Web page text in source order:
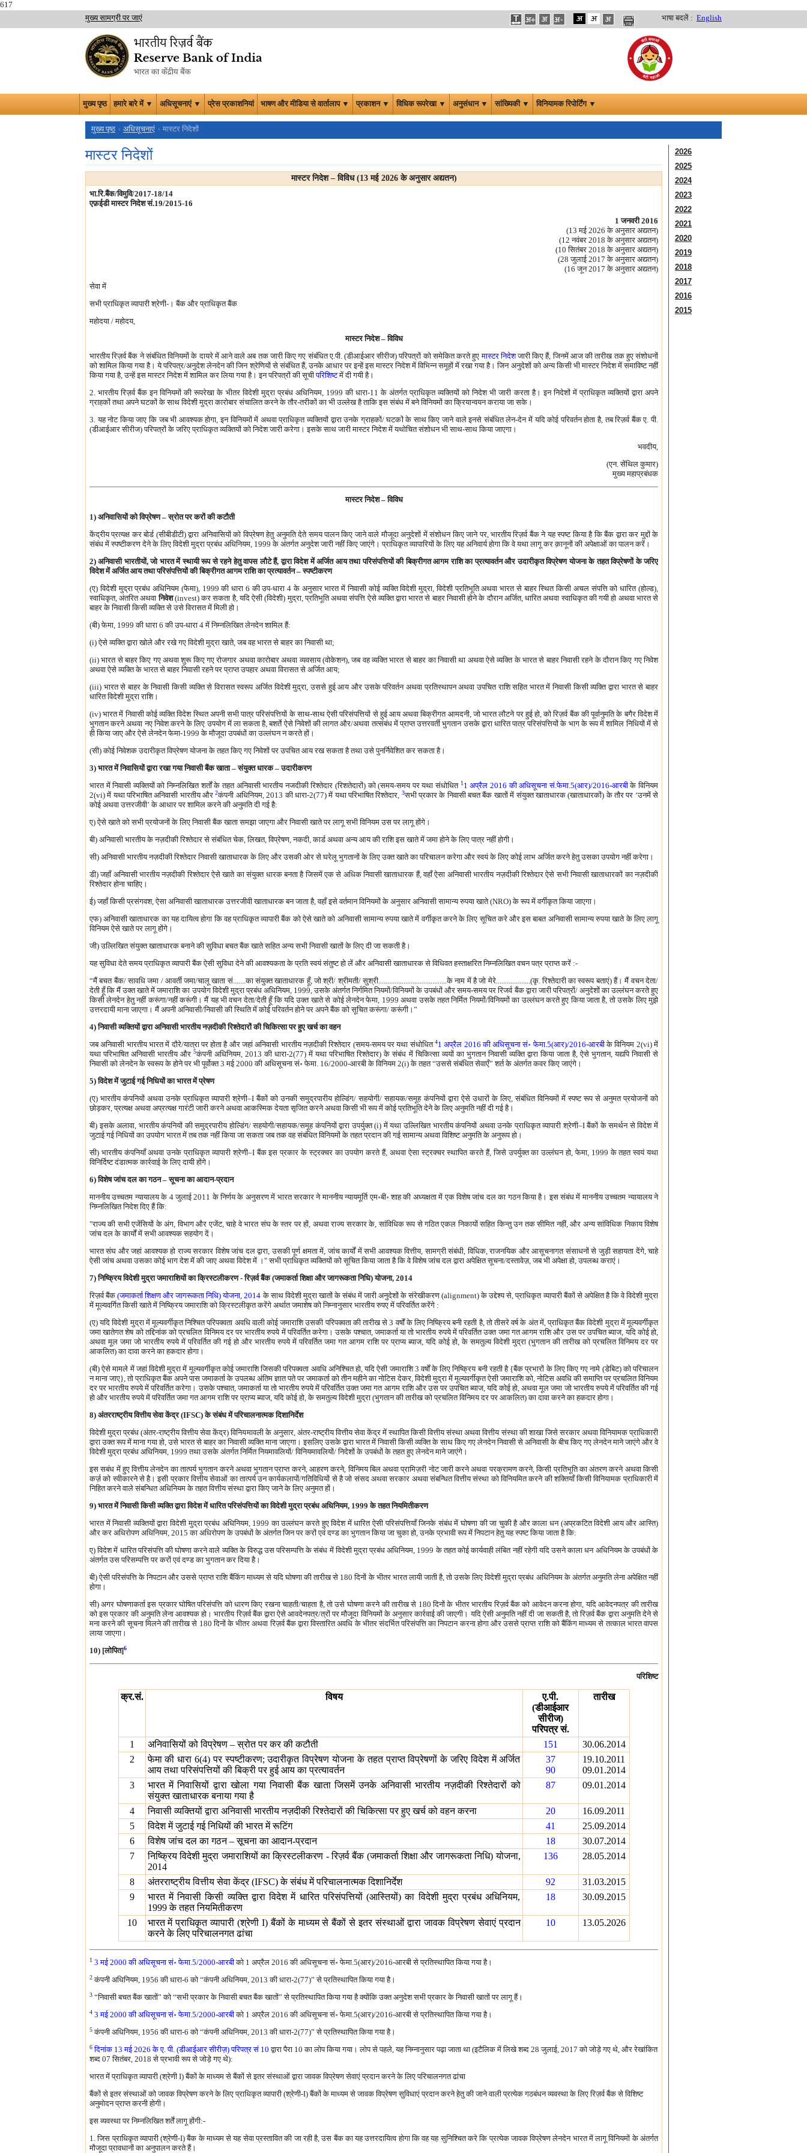
617
मुख्य सामग्री पर जाएं
भाषा बदलें : English
मुख्य पृष्ठ हमारे बारे में ▼ अधिसूचनाएं ▼ प्रेस प्रकाशनियां भाषण और मीडिया से वार्तालाप ▼ प्रकाशन ▼ विधिक रूपरेखा ▼ अनुसंधान ▼ सांख्यिकी ▼ विनियामक रिपोर्टिंग ▼
मुख्य पृष्ठ अधिसूचनाएं मास्टर निदेशों
मास्टर निदेशों
मास्टर निदेश – विविध (13 मई 2026 के अनुसार अद्यतन)
भा.रि.बैंक/विमुवि/2017-18/14
एफ़ईडी मास्टर निदेश सं.19/2015-16
1 जनवरी 2016
(13 मई 2026 के अनुसार अद्यतन)
(12 नवंबर 2018 के अनुसार अद्यतन)
(10 सितंबर 2018 के अनुसार अद्यतन)
(28 जुलाई 2017 के अनुसार अद्यतन)
(16 जून 2017 के अनुसार अद्यतन)
सेवा में
सभी प्राधिकृत व्यापारी श्रेणी-। बैंक और प्राधिकृत बैंक
महोदया / महोदय,
मास्टर निदेश – विविध
भारतीय रिज़र्व बैंक ने संबंधित विनियमों के दायरे में आने वाले अब तक जारी किए गए संबंधित ए.पी. (डीआईआर सीरीज) परिपत्रों को समेकित करते हुएमास्टर निदेशजारी किए हैं, जिनमें आज की तारीख तक हुए संशोधनों
को शामिल किया गया है। ये परिपत्र/अनुदेश लेनदेन की जिन श्रेणियों से संबंधित हैं, उनके आधार पर इन्हें इस मास्टर निदेश में विभिन्न समूहों में रखा गया है। जिन अनुदेशों को अन्य किसी भी मास्टर निदेश में समाविष्ट नहीं
किया गया है, उन्हें इस मास्टर निदेश में शामिल कर लिया गया है। इन परिपत्रों की सूचीपरिशिष्टमें दी गयी है।
2. भारतीय रिज़र्व बैंक इन विनियमों की रूपरेखा के भीतर विदेशी मुद्रा प्रबंध अधिनियम, 1999 की धारा-11 के अंतर्गत प्राधिकृत व्यक्तियों को निदेश भी जारी करता है। इन निदेशों में प्राधिकृत व्यक्तियों द्वारा अपने
ग्राहकों तथा अपने घटकों के साथ विदेशी मुद्रा कारोबार संचालित करने के तौर-तरीकों का भी उल्लेख है ताकि इस संबंध में बने विनियमों का क्रियान्वयन कराया जा सके।
3. यह नोट किया जाए कि जब भी आवश्यक होगा, इन विनियमों में अथवा प्राधिकृत व्यक्तियों द्वारा उनके ग्राहकों/ घटकों के साथ किए जाने वाले इनसे संबंधित लेन-देन में यदि कोई परिवर्तन होता है, तब रिज़र्व बैंक ए. पी.
(डीआईआर सीरीज) परिपत्रों के जरिए प्राधिकृत व्यक्तियों को निदेश जारी करेगा। इसके साथ जारी मास्टर निदेश में यथोचित संशोधन भी साथ-साथ किया जाएगा।
भवदीय,
(एन. सेंथिल कुमार)
मुख्य महाप्रबंधक
मास्टर निदेश – विविध
1) अनिवासियों को विप्रेषण – स्रोत पर करों की कटौती
केंद्रीय प्रत्यक्ष कर बोर्ड (सीबीडीटी) द्वारा अनिवासियों को विप्रेषण हेतु अनुमति देते समय पालन किए जाने वाले मौजूदा अनुदेशों में संशोधन किए जाने पर, भारतीय रिज़र्व बैंक ने यह स्पष्ट किया है कि बैंक द्वारा कर मुद्दों के
संबंध में स्पष्टीकरण देने के लिए विदेशी मुद्रा प्रबंध अधिनियम, 1999 के अंतर्गत अनुदेश जारी नहीं किए जाएंगे। प्राधिकृत व्यापारियों के लिए यह अनिवार्य होगा कि वे यथा लागू कर क़ानूनों की अपेक्षाओं का पालन करें।
2) अनिवासी भारतीयों, जो भारत में स्थायी रूप से रहने हेतु वापस लौटे हैं, द्वारा विदेश में अर्जित आय तथा परिसंपत्तियों की बिक्रीगत आगम राशि का प्रत्यावर्तन और उदारीकृत विप्रेषण योजना के तहत विप्रेषणों के जरिए
विदेश में अर्जित आय तथा परिसंपत्तियों की बिक्रीगत आगम राशि का प्रत्यावर्तन – स्पष्टीकरण
(ए) विदेशी मुद्रा प्रबंध अधिनियम (फेमा), 1999 की धारा 6 की उप-धारा 4 के अनुसार भारत में निवासी कोई व्यक्ति विदेशी मुद्रा, विदेशी प्रतिभूति अथवा भारत से बाहर स्थित किसी अचल संपत्ति को धारित (होल्ड),
स्वाधिकृत, अंतरित अथवानिवेश(invest) कर सकता है, यदि ऐसी (विदेशी) मुद्रा, प्रतिभूति अथवा संपत्ति ऐसे व्यक्ति द्वारा भारत से बाहर निवासी होने के दौरान अर्जित, धारित अथवा स्वाधिकृत की गयी हो अथवा भारत से
बाहर के निवासी किसी व्यक्ति से उसे विरासत में मिली हो।
(बी) फेमा, 1999 की धारा 6 की उप-धारा 4 में निम्नलिखित लेनदेन शामिल हैं:
(i) ऐसे व्यक्ति द्वारा खोले और रखे गए विदेशी मुद्रा खाते, जब वह भारत से बाहर का निवासी था;
(ii) भारत से बाहर किए गए अथवा शुरू किए गए रोजगार अथवा कारोबार अथवा व्यवसाय (वोकेशन), जब वह व्यक्ति भारत से बाहर का निवासी था अथवा ऐसे व्यक्ति के भारत से बाहर निवासी रहने के दौरान किए गए निवेश
अथवा ऐसे व्यक्ति के भारत से बाहर निवासी रहने पर प्राप्त उपहार अथवा विरासत से अर्जित आय;
(iii) भारत से बाहर के निवासी किसी व्यक्ति से विरासत स्वरूप अर्जित विदेशी मुद्रा, उससे हुई आय और उसके परिवर्तन अथवा प्रतिस्थापन अथवा उपचित राशि सहित भारत में निवासी किसी व्यक्ति द्वारा भारत से बाहर
धारित विदेशी मुद्रा राशि।
(iv) भारत में निवासी कोई व्यक्ति विदेश स्थित अपनी सभी पात्र परिसंपत्तियों के साथ-साथ ऐसी परिसंपत्तियों से हुई आय अथवा बिक्रीगत आमदनी, जो भारत लौटने पर हुई हो, को रिज़र्व बैंक की पूर्वानुमति के बगैर विदेश में
भुगतान करने अथवा नए निवेश करने के लिए उपयोग में ला सकता है, बशर्ते ऐसे निवेशों की लागत और/अथवा तत्संबंध में प्राप्त उत्तरवर्ती भुगतान उसके द्वारा धारित पात्र परिसंपत्तियों के भाग के रूप में शामिल निधियों में से
ही किया जाए और ऐसे लेनदेन फेमा-1999 के मौजूदा उपबंधों का उल्लंघन न करते हों।
(सी) कोई निवेशक उदारीकृत विप्रेषण योजना के तहत किए गए निवेशों पर उपचित आय रख सकता है तथा उसे पुनर्निवेशित कर सकता है।
3) भारत में निवासियों द्वारा रखा गया निवासी बैंक खाता – संयुक्त धारक – उदारीकरण
भारत में निवासी व्यक्तियों को निम्नलिखित शर्तों के तहत अनिवासी भारतीय नजदीकी रिश्तेदार (रिशतेदारों) को (समय-समय पर यथा संधोधित 11 अप्रैल 2016 की अधिसूचना सं.फेमा.5(आर)/2016-आरबीके विनियम
2(vi) में यथा परिभाषित अनिवासी भारतीय और2कंपनी अधिनियम, 2013 की धारा-2(77) में यथा परिभाषित रिश्तेदार, 3सभी प्रकार के निवासी बचत बैंक खातों में संयुक्त खाताधारक (खाताधारकों) के तौर पर ‘उनमें से
कोई अथवा उत्तरजीवी’ के आधार पर शामिल करने की अनुमति दी गई है:
ए) ऐसे खाते को सभी प्रयोजनों के लिए निवासी बैंक खाता समझा जाएगा और निवासी खाते पर लागू सभी विनियम उस पर लागू होंगे।
बी) अनिवासी भारतीय के नज़दीकी रिश्तेदार से संबंधित चेक, लिखत, विप्रेषण, नकदी, कार्ड अथवा अन्य आय की राशि इस खाते में जमा होने के लिए पात्र नहीं होगी।
सी) अनिवासी भारतीय नज़दीकी रिश्तेदार निवासी खाताधारक के लिए और उसकी ओर से घरेलू भुगतानों के लिए उक्त खाते का परिचालन करेगा और स्वयं के लिए कोई लाभ अर्जित करने हेतु उसका उपयोग नहीं करेगा।
डी) जहाँ अनिवासी भारतीय नज़दीकी रिश्तेदार ऐसे खाते का संयुक्त धारक बनता है जिसमें एक से अधिक निवासी खाताधारक हैं, वहाँ ऐसा अनिवासी भारतीय नज़दीकी रिश्तेदार ऐसे सभी निवासी खाताधारकों का नज़दीकी
रिश्तेदार होना चाहिए।
ई) जहाँ किसी प्रसंगवश, ऐसा अनिवासी खाताधारक उत्तरजीवी खाताधारक बन जाता है, वहाँ इसे वर्तमान विनियमों के अनुसार अनिवासी सामान्य रुपया खाते (NRO) के रूप में वर्गीकृत किया जाएगा।
एफ) अनिवासी खाताधारक का यह दायित्व होगा कि वह प्राधिकृत व्यापारी बैंक को ऐसे खाते को अनिवासी सामान्य रुपया खाते में वर्गीकृत करने के लिए सूचित करे और इस बाबत अनिवासी सामान्य रुपया खाते के लिए लागू
विनियम ऐसे खाते पर लागू होंगे।
जी) उल्लिखित संयुक्त खाताधारक बनाने की सुविधा बचत बैंक खाते सहित अन्य सभी निवासी खातों के लिए दी जा सकती है।
यह सुविधा देते समय प्राधिकृत व्यापारी बैंक ऐसी सुविधा देने की आवश्यकता के प्रति स्वयं संतुष्ट हो लें और अनिवासी खाताधारक से विधिवत हस्ताक्षरित निम्नलिखित वचन पत्र प्राप्त करें :-
“मैं बचत बैंक/ सावधि जमा / आवर्ती जमा/चालू खाता सं.......का संयुक्त खाताधारक हूँ, जो श्री/ श्रीमती/ सुश्री......................................के नाम में है जो मेरे...................(कृ. रिश्तेदारी का स्वरूप बताएं) हैं। मैं वचन देता/
देती हूँ कि मैं उक्त खाते में जमाराशि का उपयोग विदेशी मुद्रा प्रबंध अधिनियम, 1999, उसके अंतर्गत निर्गमित नियमों/विनियमों के उपबंधों और समय-समय पर रिजर्व बैंक द्वारा जारी परिपत्रों/ अनुदेशों का उल्लंघन करते हुए
किसी लेनदेन हेतु नहीं करूंगा/नहीं करूंगी। मैं यह भी वचन देता/देती हूँ कि यदि उक्त खाते से कोई लेनदेन फेमा, 1999 अथवा उसके तहत निर्मित नियमों/विनियमों का उल्लंघन करते हुए किया जाता है, तो उसके लिए मुझे
उत्तरदायी माना जाएगा। मैं अपनी अनिवासी/निवासी की स्थिति में कोई परिवर्तन होने पर अपने बैंक को सूचित करूंगा/ करूंगी।”
4) निवासी व्यक्तियों द्वारा अनिवासी भारतीय नज़दीकी रिश्तेदारों की चिकित्सा पर हुए खर्च का वहन
जब अनिवासी भारतीय भारत में दौरे/यात्रा पर होता है और जहां अनिवासी भारतीय नज़दीकी रिश्तेदार (समय-समय पर यथा संधोधित41 अप्रैल 2016 की अधिसूचना सं॰ फेमा.5(आर)/2016-आरबीके विनियम 2(vi) में
यथा परिभाषित अनिवासी भारतीय और5कंपनी अधिनियम, 2013 की धारा-2(77) में यथा परिभाषित रिश्तेदार) के संबंध में चिकित्सा व्ययों का भुगतान निवासी व्यक्ति द्वारा किया जाता है, ऐसे भुगतान, यद्यपि निवासी से
निवासी को लेनदेन के स्वरूप के होने पर भी पूर्वोक्त 3 मई 2000 की अधिसूचना सं॰ फेमा. 16/2000-आरबी के विनियम 2(i) के तहत “उससे संबंधित सेवाएँ” शर्त के अंतर्गत कवर किए जाएंगे।
5) विदेश में जुटाई गई निधियों का भारत में प्रेषण
(ए) भारतीय कंपनियों अथवा उनके प्राधिकृत व्यापारी श्रेणी–I बैंकों को उनकी समुद्रपारीय होल्डिंग/ सहयोगी/ सहायक/समूह कंपनियों द्वारा ऐसे उधारों के लिए, संबंधित विनियमों में स्पष्ट रूप से अनुमत प्रयोजनों को
छोड़कर, प्रत्यक्ष अथवा अप्रत्यक्ष गारंटी जारी करने अथवा आकस्मिक देयता सृजित करने अथवा किसी भी रूप में कोई प्रतिभूति देने के लिए अनुमति नहीं दी गई है।
बी) इसके अलावा, भारतीय कंपनियों की समुद्रपारीय होल्डिंग/ सहयोगी/सहायक/समूह कंपनियों द्वारा उपर्युक्त (i) में यथा उल्लिखित भारतीय कंपनियों अथवा उनके प्राधिकृत व्यापारी श्रेणी–I बैंकों के समर्थन से विदेश में
जुटाई गई निधियों का उपयोग भारत में तब तक नहीं किया जा सकता जब तक वह संबंधित विनियमों के तहत प्रदान की गई सामान्य अथवा विशिष्ट अनुमति के अनुरूप हो।
सी) भारतीय कंपनियाँ अथवा उनके प्राधिकृत व्यापारी श्रेणी–I बैंक इस प्रकार के स्ट्रक्चर का उपयोग करते हैं, अथवा ऐसा स्ट्रक्चर स्थापित करते हैं, जिसे उपर्युक्त का उल्लंघन हो, फेमा, 1999 के तहत स्वयं यथा
विनिर्दिष्ट दंडात्मक कार्रवाई के लिए दायी होंगे।
6) विशेष जांच दल का गठन – सूचना का आदान-प्रदान
माननीय उच्चतम न्यायालय के 4 जुलाई 2011 के निर्णय के अनुसरण में भारत सरकार ने माननीय न्यायमूर्ति एम॰बी॰ शाह की अध्यक्षता में एक विशेष जांच दल का गठन किया है। इस संबंध में माननीय उच्चतम न्यायालय ने
निम्नलिखित निदेश दिए हैं कि:
"राज्य की सभी एजेंसियों के अंग, विभाग और एजेंट, चाहे वे भारत संघ के स्तर पर हों, अथवा राज्य सरकार के, सांविधिक रूप से गठित एकल निकायों सहित किन्तु उन तक सीमित नहीं, और अन्य सांविधिक निकाय विशेष
जांच दल के कार्यों में सभी आवश्यक सहयोग दें।
भारत संघ और जहां आवश्यक हो राज्य सरकार विशेष जांच दल द्वारा, उसकी पूर्ण क्षमता में, जांच कार्यों में सभी आवश्यक वित्तीय, सामग्री संबंधी, विधिक, राजनयिक और आसूचनागत संसाधनों से जुड़ी सहायता देंगे, चाहे
ऐसी जांच अथवा उसका कोई भाग देश में की जाए अथवा विदेश में ।" सभी प्राधिकृत व्यक्तियों को सूचित किया जाता है कि वे विशेष जांच दल द्वारा अपेक्षित सूचना/दस्तावेज़, जब भी अपेक्षा हो, उपलब्ध कराएं।
7) निष्क्रिय विदेशी मुद्रा जमाराशियों का क्रिस्टलीकरण - रिज़र्व बैंक (जमाकर्ता शिक्षा और जागरूकता निधि) योजना, 2014
रिज़र्व बैंक(जमाकर्ता शिक्षण और जागरूकता निधि) योजना, 2014 के साथ विदेशी मुद्रा खातों के संबंध में जारी अनुदेशों के संरेखीकरण (alignment) के उद्देश्य से, प्राधिकृत व्यापारी बैंकों से अपेक्षित है कि वे विदेशी मुद्रा
में मूल्यवर्गित किसी खाते में निष्क्रिय जमाराशि को क्रिस्टलीकृत करेंगे अर्थात जमाशेष को निम्नानुसार भारतीय रुपए में परिवर्तित करेंगे :
(ए) यदि विदेशी मुद्रा में मूल्यवर्गीकृत निश्चित परिपक्वता अवधि वाली कोई जमाराशि उसकी परिपक्वता की तारीख से 3 वर्षों के लिए निष्क्रिय बनी रहती है, तो तीसरे वर्ष के अंत में, प्राधिकृत बैंक विदेशी मुद्रा में मूल्यवर्गीकृत
जमा खातेगत शेष को तद्दिनांक को प्रचलित विनिमय दर पर भारतीय रुपये में परिवर्तित करेगा। उसके पश्चात, जमाकर्ता या तो भारतीय रुपये में परिवर्तित उक्त जमा गत आगम राशि और उस पर उपचित ब्याज, यदि कोई हो,
अथवा मूल जमा जो भारतीय रुपये में परिवर्तित की गई हो और भारतीय रुपये में परिवर्तित जमा गत आगम राशि पर प्राप्य ब्याज, यदि कोई हो, के समतुल्य विदेशी मुद्रा (भुगतान की तारीख को प्रचलित विनिमय दर पर
आकलित) का दावा करने का हकदार होगा।
(बी) ऐसे मामले में जहां विदेशी मुद्रा में मूल्यवर्गीकृत कोई जमाराशि जिसकी परिपक्वता अवधि अनिश्चित हो, यदि ऐसी जमाराशि 3 वर्षों के लिए निष्क्रिय बनी रहती है {बैंक प्रभारों के लिए किए गए नामे (डेबिट) को परिचालन
न माना जाए}, तो प्राधिकृत बैंक अपने पास जमाकर्ता के उपलब्ध अंतिम ज्ञात पते पर जमाकर्ता को तीन महीने का नोटिस देकर, विदेशी मुद्रा में मूल्यवर्गीकृत ऐसी जमाराशि को, नोटिस अवधि की समाप्ति पर प्रचलित विनियम
दर पर भारतीय रुपये में परिवर्तित करेगा। उसके पश्चात, जमाकर्ता या तो भारतीय रुपये में परिवर्तित उक्त जमा गत आगम राशि और उस पर उपचित ब्याज, यदि कोई हो, अथवा मूल जमा जो भारतीय रुपये में परिवर्तित की गई
हो और भारतीय रुपये में परिवर्तित जमा गत आगम राशि पर प्राप्य ब्याज, यदि कोई हो, के समतुल्य विदेशी मुद्रा (भुगतान की तारीख को प्रचलित विनिमय दर पर आकलित) का दावा करने का हकदार होगा।
8) अंतरराष्ट्रीय वित्तीय सेवा केंद्र (IFSC) के संबंध में परिचालनात्मक दिशानिर्देश
विदेशी मुद्रा प्रबंध (अंतर-राष्ट्रीय वित्तीय सेवा केंद्र) विनियमावली के अनुसार, अंतर-राष्ट्रीय वित्तीय सेवा केंद्र में स्थापित किसी वित्तीय संस्था अथवा वित्तीय संस्था की शाखा जिसे सरकार अथवा विनियामक प्राधिकारी
द्वारा उक्त रूप में माना गया हो, उसे भारत से बाहर का निवासी व्यक्ति माना जाएगा। इसलिए उसके द्वारा भारत में निवासी किसी व्यक्ति के साथ किए गए लेनदेन निवासी से अनिवासी के बीच किए गए लेनदेन माने जाएंगे और वे
विदेशी मुद्रा प्रबंध अधिनियम, 1999 तथा उसके अंतर्गत निर्मित नियमावलियों/ विनियमावलियों/ निदेशों के उपबंधों के तहत हुए लेनदेन माने जाएंगे।
इस सबंध में हुए वित्तीय लेनदेन का तात्पर्य भुगतान करने अथवा भुगतान प्राप्त करने, आहरण करने, विनिमय बिल अथवा प्रामिज़री नोट जारी करने अथवा परक्रामण करने, किसी प्रतिभूति का अंतरण करने अथवा किसी
कर्ज़ को स्वीकारने से है। इसी प्रकार वित्तीय सेवाओं का तात्पर्य उन कार्यकलापों/गतिविधियों से है जो संसद अथवा सरकार अथवा संबन्धित वित्तीय संस्था को विनियमित करने की शक्तियाँ किसी विनियामक प्राधिकारी में
निहित करने वाले संबन्धित अधिनियम के तहत वित्तीय संस्था द्वारा किए जाने के लिए अनुमत हों।
9) भारत में निवासी किसी व्यक्ति द्वारा विदेश में धारित परिसंपत्तियों का विदेशी मुद्रा प्रबंध अधिनियम, 1999 के तहत नियमितीकरण
भारत में निवासी व्यक्तियों द्वारा विदेशी मुद्रा प्रबंध अधिनियम, 1999 का उल्लंघन करते हुए विदेश में धारित ऐसी परिसंपत्तियाँ जिनके संबंध में घोषणा की जा चुकी है और काला धन (अप्रकटित विदेशी आय और आस्ति)
और कर अधिरोपण अधिनियम, 2015 का अधिरोपण के उपबंधों के अंतर्गत जिन पर करों एवं दण्ड का भुगतान किया जा चुका हो, उनके प्रभावी रूप में निपटान हेतु यह स्पष्ट किया जाता है कि:
ए) विदेश में धारित परिसंपत्ति की घोषणा करने वाले व्यक्ति के विरुद्ध उस परिसम्पत्ति के संबंध में विदेशी मुद्रा प्रबंध अधिनियम, 1999 के तहत कोई कार्यवाही लंबित नहीं रहेगी यदि उसने काला धन अधिनियम के उपबंधों के
अंतर्गत उस परिसम्पत्ति पर करों एवं दण्ड का भुगतान कर दिया है।
बी) ऐसी परिसंपत्ति के निपटान और उससे प्राप्त राशि बैंकिंग माध्यम से यदि घोषणा की तारीख से 180 दिनों के भीतर भारत लायी जाती है, तो उसके लिए विदेशी मुद्रा प्रबंध अधिनियम के अंतर्गत अनुमति लेना अपेक्षित नहीं
होगा।
सी) अगर घोषणाकर्ता इस प्रकार घोषित परिसंपत्ति को धारण किए रखना चाहती/चाहता है, तो उसे घोषणा करने की तारीख से 180 दिनों के भीतर भारतीय रिज़र्व बैंक को आवेदन करना होगा, यदि आवेदनपत्र की तारीख
को इस प्रकार की अनुमति लेना आवश्यक हो। भारतीय रिज़र्व बैंक द्वारा ऐसे आवदेनपत्र/त्रों पर मौजूदा विनियमों के अनुसार कार्रवाई की जाएगी। यदि ऐसी अनुमति नहीं दी जा सकती है, तो रिज़र्व बैंक द्वारा अनुमति देने से
मना करने की सूचना मिलने की तारीख से 180 दिनों के भीतर अथवा रिज़र्व बैंक द्वारा विस्तारित अवधि के भीतर संदर्भित परिसंपत्ति का निपटान करना होगा और उससे प्राप्त राशि को बैंकिंग माध्यम से तत्काल भारत वापस
लाया जाएगा।
10) [लोपित]6
परिशिष्ट
क्र.सं. विषय
ए.पी.
(डीआईआर
सीरीज)
परिपत्र सं.
तारीख
1 अनिवासियों को विप्रेषण – स्रोत पर कर की कटौती 151
30.06.2014
2
फेमा की धारा 6(4) पर स्पष्टीकरण; उदारीकृत विप्रेषण योजना के तहत प्राप्त विप्रेषणों के जरिए विदेश में अर्जित
आय तथा परिसंपत्तियों की बिक्री पर हुई आय का प्रत्यावर्तन
37
90
19.10.2011
09.01.2014
3
भारत में निवासियों द्वारा खोला गया निवासी बैंक खाता जिसमें उनके अनिवासी भारतीय नज़दीकी रिश्तेदारों को
संयुक्त खाताधारक बनाया गया है
87 09.01.2014
4 निवासी व्यक्तियों द्वारा अनिवासी भारतीय नज़दीकी रिश्तेदारों की चिकित्सा पर हुए खर्च को वहन करना 20
16.09.2011
5
विदेश में जुटाई गई निधियों की भारत में रूटिंग 41
25.09.2014
6
विशेष जांच दल का गठन – सूचना का आदान-प्रदान 18
30.07.2014
7
निष्क्रिय विदेशी मुद्रा जमाराशियों का क्रिस्टलीकरण - रिज़र्व बैंक (जमाकर्ता शिक्षा और जागरूकता निधि) योजना,
2014
136 28.05.2014
8 अंतरराष्ट्रीय वित्तीय सेवा केंद्र (IFSC) के संबंध में परिचालनात्मक दिशानिर्देश 92
31.03.2015
9
भारत में निवासी किसी व्यक्ति द्वारा विदेश में धारित परिसंपत्तियों (आस्तियों) का विदेशी मुद्रा प्रबंध अधिनियम,
1999 के तहत नियमितीकरण
18 30.09.2015
10
भारत में प्राधिकृत व्यापारी (श्रेणी I) बैंकों के माध्यम से बैंकों से इतर संस्थाओं द्वारा जावक विप्रेषण सेवाएं प्रदान
करने के लिए परिचालनगत ढांचा
10 13.05.2026
1 3 मई 2000 की अधिसूचना सं॰ फेमा.5/2000-आरबीको 1 अप्रैल 2016 की अधिसूचना सं॰ फेमा.5(आर)/2016-आरबी से प्रतिस्थापित किया गया है।
2कंपनी अधिनियम, 1956 की धारा-6 को “कंपनी अधिनियम, 2013 की धारा-2(77)” से प्रतिस्थापित किया गया है।
3 “निवासी बचत बैंक खातों” को “सभी प्रकार के निवासी बचत बैंक खातों” से प्रतिस्थापित किया गया है क्योंकि उक्त अनुदेश सभी प्रकार के निवासी खातों पर लागू हैं।
4 3 मई 2000 की अधिसूचना सं॰ फेमा.5/2000-आरबीको 1 अप्रैल 2016 की अधिसूचना सं॰ फेमा.5(आर)/2016-आरबी से प्रतिस्थापित किया गया है।
5कंपनी अधिनियम, 1956 की धारा-6 को “कंपनी अधिनियम, 2013 की धारा-2(77)” से प्रतिस्थापित किया गया है।
6 दिनांक 13 मई 2026 के ए. पी. (डीआईआर सीरीज़) परिपत्र सं 10 द्वारा पैरा 10 का लोप किया गया। लोप से पहले, यह निम्नानुसार पढ़ा जाता था (इटैलिक में लिखे शब्द 28 जुलाई, 2017 को जोड़े गए थे, और रेखांकित
शब्द 07 सितंबर, 2018 से प्रभावी रूप से जोड़े गए थे):
भारत में प्राधिकृत व्यापारी (श्रेणी I) बैंकों के माध्यम से बैंकों से इतर संस्थाओं द्वारा जावक विप्रेषण सेवाएं प्रदान करने के लिए परिचालनगत ढांचा
बैंकों से इतर संस्थाओं को जावक विप्रेषण करने के लिए प्राधिकृत व्यापारी (श्रेणी-I) बैंकों के माध्यम से जावक विप्रेषण सुविधाएं प्रदान करने हेतु की जाने वाली प्रत्येक गठबंधन व्यवस्था के लिए रिज़र्व बैंक से विशिष्ट
अनुमोदन प्राप्त करनी होगी।
इस व्यवस्था पर निम्नलिखित शर्तें लागू होंगी:-
1. जिस प्राधिकृत व्यापारी (श्रेणी-I) बैंक के माध्यम से यह सेवा प्रस्तावित की जा रही है, उस बैंक का यह उत्तरदायित्व होगा कि वह यह सुनिश्चित करे कि प्रत्येक जावक विप्रेषण लेनदेन भारत में लागू विनियमों के अंतर्गत
मौजूदा प्रावधानों का अनुपालन करते हैं।
2026
2025
2024
2023
2022
2021
2020
2019
2018
2017
2016
2015